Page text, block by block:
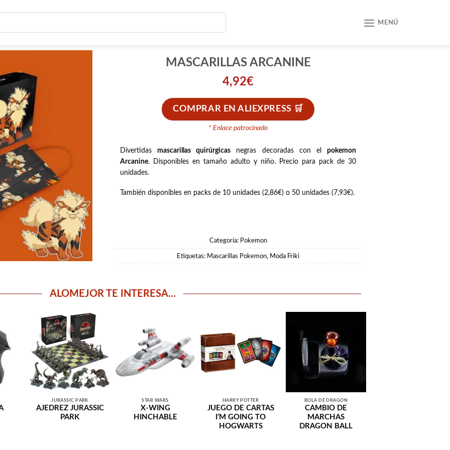
MENÚ
MASCARILLAS ARCANINE
4,92€
COMPRAR EN ALIEXPRESS
* Enlace patrocinado
Divertidasmascarillas quirúrgicas negras decoradas con elpokemon
Arcanine. Disponibles en tamaño adulto y niño. Precio para pack de 30
unidades.
También disponibles en packs de 10 unidades (2,86€) o 50 unidades (7,93€).
Categoría: Pokemon
Etiquetas: Mascarillas Pokemon, Moda Friki
ALOMEJOR TE INTERESA...
JURASSIC PARK
AJEDREZ JURASSIC
PARK
STAR WARS
X-WING
HINCHABLE
HARRY POTTER
JUEGO DE CARTAS
I’M GOING TO
HOGWARTS
BOLA DE DRAGÓN
CAMBIO DE
MARCHAS
DRAGON BALL